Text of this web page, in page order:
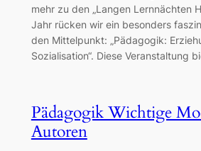
mehr zu den „Langen Lernnächten
Jahr rücken wir ein besonders
den Mittelpunkt: „Pädagogik:
Sozialisation“. Diese Veranstaltung
Pädagogik Wichtige
Autoren